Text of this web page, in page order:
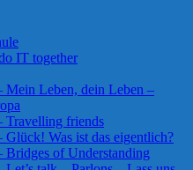
IT together
Mein Leben, dein Leben –
Travelling friends
Glück! Was ist das eigentlich?
Bridges of Understanding